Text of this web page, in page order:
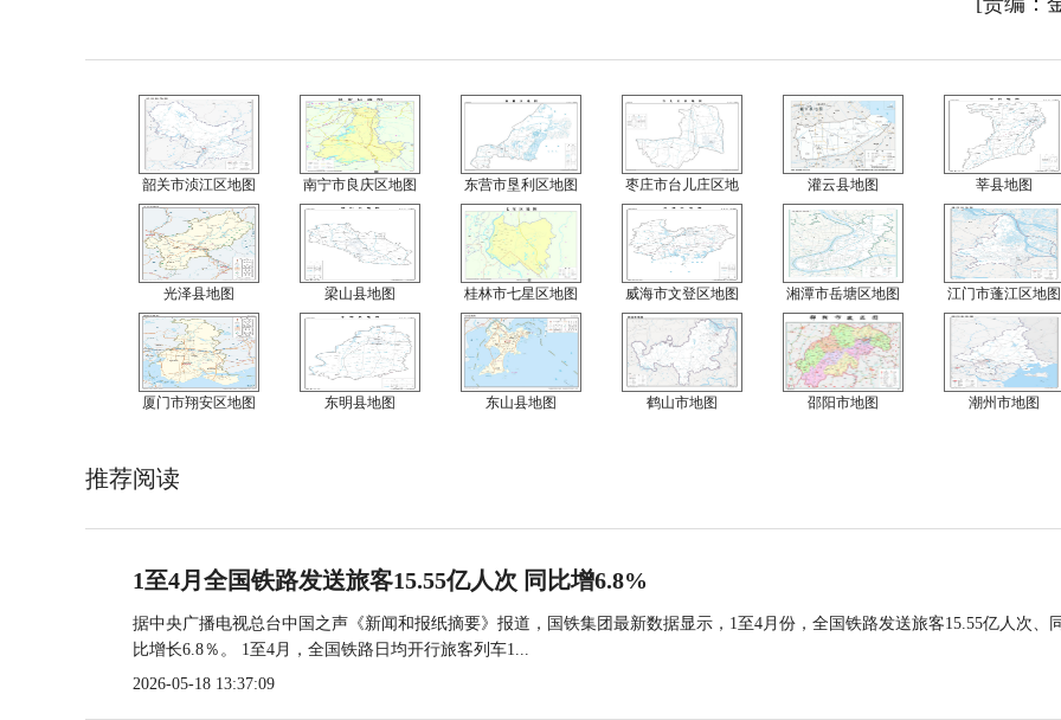
韶关市浈江区地图 南宁市良庆区地图 东营市垦利区地图 枣庄市台儿庄区地 灌云县地图 莘县地图
光泽县地图 梁山县地图 桂林市七星区地图 威海市文登区地图 湘潭市岳塘区地图 江门市蓬江区地图
厦门市翔安区地图 东明县地图 东山县地图 鹤山市地图 邵阳市地图 潮州市地图
推荐阅读
1至4月全国铁路发送旅客15.55亿人次 同比增6.8%
据中央广播电视总台中国之声《新闻和报纸摘要》报道，国铁集团最新数据显示，1至4月份，全国铁路发送旅客15.55亿人次、
比增长6.8％。 1至4月，全国铁路日均开行旅客列车1...
2026-05-18 13:37:09